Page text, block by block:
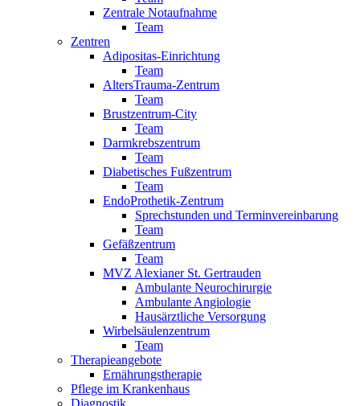
Zentrale Notaufnahme
Team
Zentren
Adipositas-Einrichtung
Team
AltersTrauma-Zentrum
Team
Brustzentrum-City
Team
Darmkrebszentrum
Team
Diabetisches Fußzentrum
Team
EndoProthetik-Zentrum
Sprechstunden und Terminvereinbarung
Team
Gefäßzentrum
Team
MVZ Alexianer St. Gertrauden
Ambulante Neurochirurgie
Ambulante Angiologie
Hausärztliche Versorgung
Wirbelsäulenzentrum
Team
Therapieangebote
Ernährungstherapie
Pflege im Krankenhaus